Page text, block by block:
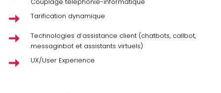
Tarification dynamique
Technologies d’assistance client (chatbots, callbot,
messaginbot et assistants virtuels)
UX/User Experience